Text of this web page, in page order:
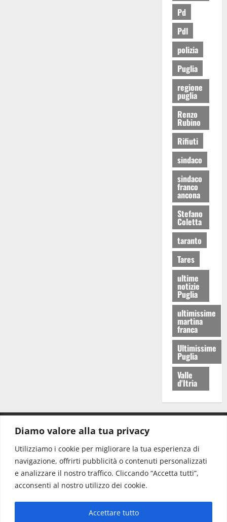
Diamo valore alla tua privacy
Utilizziamo i cookie per migliorare la tua esperienza di
navigazione, offrirti pubblicità o contenuti personalizzati
e analizzare il nostro traffico. Cliccando “Accetta tutti”,
acconsenti al nostro utilizzo dei cookie.
Accettare tutto
Pd
Pdl
polizia
Puglia
regione
puglia
Renzo
Rubino
Rifiuti
sindaco
sindaco
franco
ancona
Stefano
Coletta
taranto
Tares
ultime
notizie
Puglia
ultimissime
martina
franca
Ultimissime
Puglia
Valle
d'Itria
Redazione: redazione@www.martinasera.it
Direttore:direttore@www.martinasera.it
Info & Commerciale:info@www.martinasera.it